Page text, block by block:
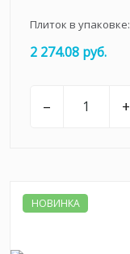
Плиток в упаковке:
2 274.08 руб.
– +
НОВИНКА